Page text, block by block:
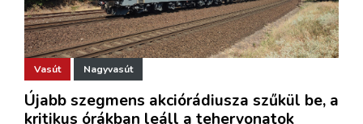
Vasút Nagyvasút
Újabb szegmens akciórádiusza szűkül be, a
kritikus órákban leáll a tehervonatok